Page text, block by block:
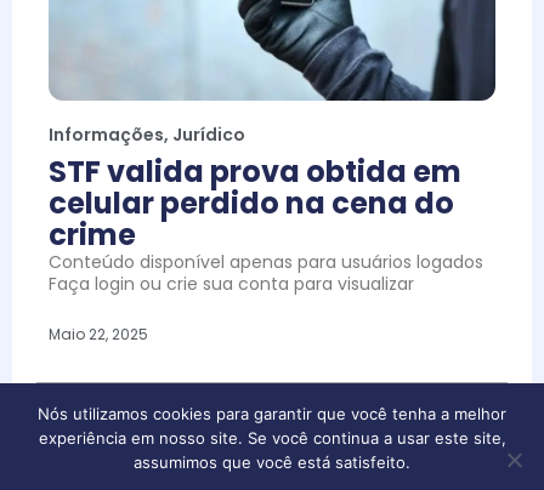
Informações, Jurídico
STF valida prova obtida em
celular perdido na cena do
crime
Conteúdo disponível apenas para usuários logados
Faça login ou crie sua conta para visualizar
Maio 22, 2025
Nós utilizamos cookies para garantir que você tenha a melhor
experiência em nosso site. Se você continua a usar este site,
assumimos que você está satisfeito.